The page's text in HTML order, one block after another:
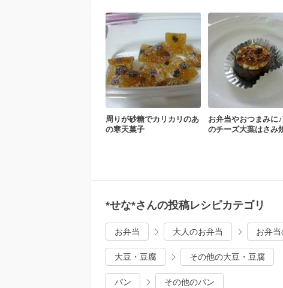
周りが砂糖でカリカリのあ
の寒天菓子
お弁当やおつまみに
のチーズ大葉はさみ
*せな*さんの投稿レシピカテゴリ
お弁当 大人のお弁当 お弁当
大豆・豆腐 その他の大豆・豆腐
パン その他のパン